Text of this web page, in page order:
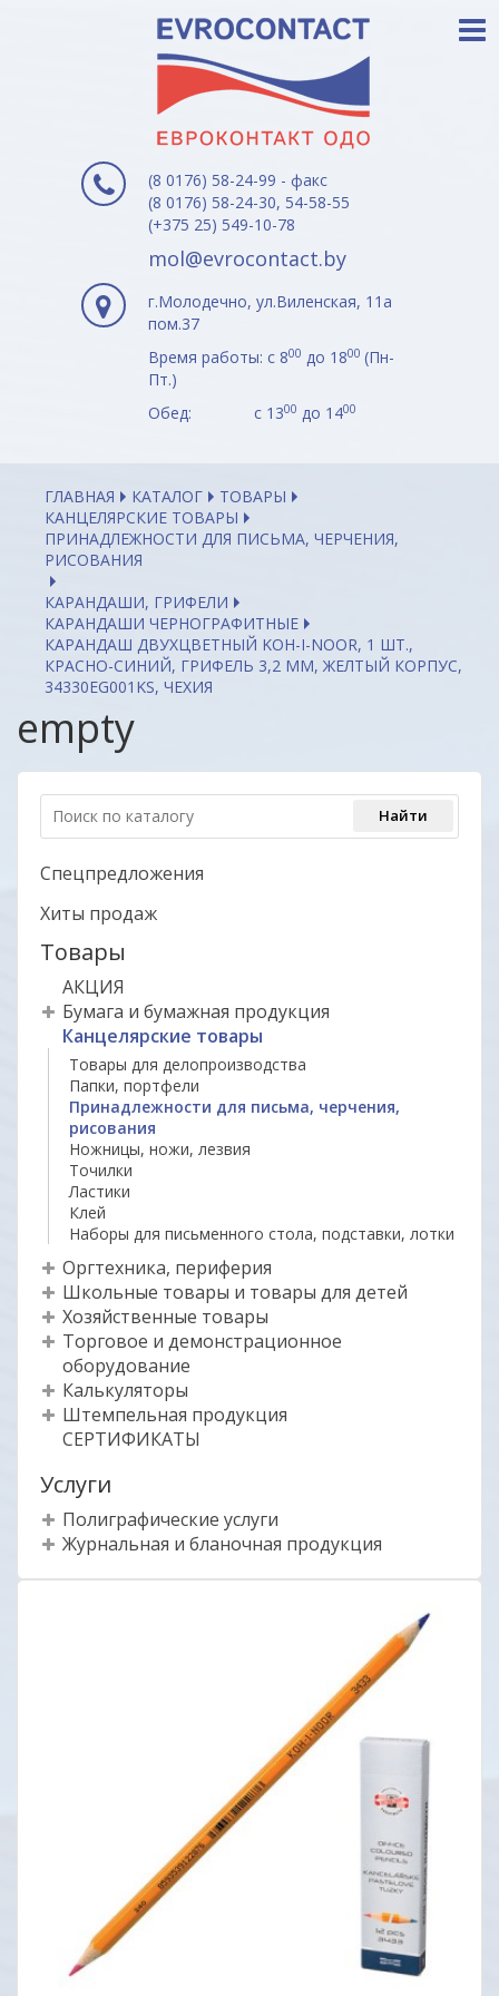
(8 0176) 58-24-99 - факс
(8 0176) 58-24-30, 54-58-55
(+375 25) 549-10-78
mol@evrocontact.by
г.Молодечно, ул.Виленская, 11а
пом.37
Время работы: с 800 до 1800 (Пн-
Пт.)
Обед: с 1300 до 1400
ГЛАВНАЯ КАТАЛОГ
ТОВАРЫ
КАНЦЕЛЯРСКИЕ ТОВАРЫ
ПРИНАДЛЕЖНОСТИ ДЛЯ ПИСЬМА, ЧЕРЧЕНИЯ,
РИСОВАНИЯ
КАРАНДАШИ, ГРИФЕЛИ
КАРАНДАШИ ЧЕРНОГРАФИТНЫЕ
КАРАНДАШ ДВУХЦВЕТНЫЙ KOH-I-NOOR, 1 ШТ.,
КРАСНО-СИНИЙ, ГРИФЕЛЬ 3,2 ММ, ЖЕЛТЫЙ КОРПУС,
34330EG001KS, ЧЕХИЯ
empty
Спецпредложения
Хиты продаж
Товары
АКЦИЯ
Бумага и бумажная продукция
Канцелярские товары
Товары для делопроизводства
Папки, портфели
Принадлежности для письма, черчения,
рисования
Ножницы, ножи, лезвия
Точилки
Ластики
Клей
Наборы для письменного стола, подставки, лотки
Оргтехника, периферия
Школьные товары и товары для детей
Хозяйственные товары
Торговое и демонстрационное
оборудование
Калькуляторы
Штемпельная продукция
СЕРТИФИКАТЫ
Услуги
Полиграфические услуги
Журнальная и бланочная продукция